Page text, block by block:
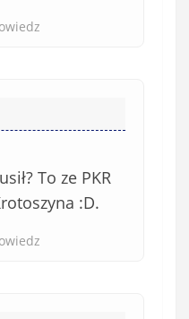
To ze PKR
:D.